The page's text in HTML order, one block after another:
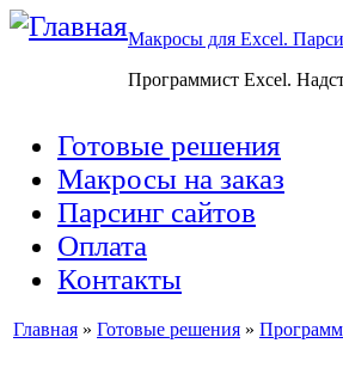
Макросы для Excel.
Программист Excel.
Готовые решения
Макросы на заказ
Парсинг сайтов
Оплата
Контакты
Главная » Готовые решения »